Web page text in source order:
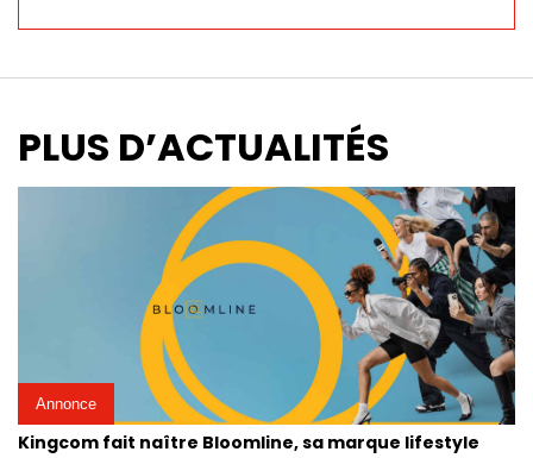
PLUS D’ACTUALITÉS
Annonce
Kingcom fait naître Bloomline, sa marque lifestyle